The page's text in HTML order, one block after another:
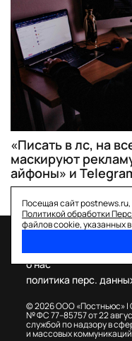
«Писать в лс, на
маскируют
айфоны» и
Посещая сайт
Политикой обработки
файлов cookie, указанных
© 2026 ООО «Постньюс» |
№ ФС 77–85757 от 22
службой по надзору в
и массовых коммуникаций
о нас
политика перс.